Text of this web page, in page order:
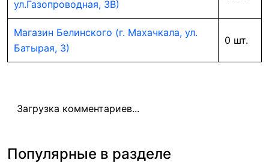
ул.Газопроводная, 3В)
Магазин Белинского (г. Махачкала, ул.
Батырая, 3)
0 шт.
Загрузка комментариев...
Популярные в разделе